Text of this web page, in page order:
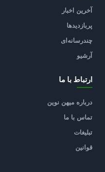
آخرین اخبار
پربازدیدها
چندرسانه‌ای
آرشیو
ارتباط با ما
درباره میهن نوین
تماس با ما
تبلیغات
قوانین